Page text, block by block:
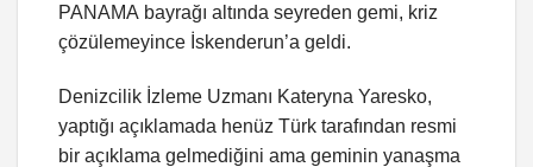
PANAMA bayrağı altında seyreden gemi, kriz
çözülemeyince İskenderun’a geldi.
Denizcilik İzleme Uzmanı Kateryna Yaresko,
yaptığı açıklamada henüz Türk tarafından resmi
bir açıklama gelmediğini ama geminin yanaşma